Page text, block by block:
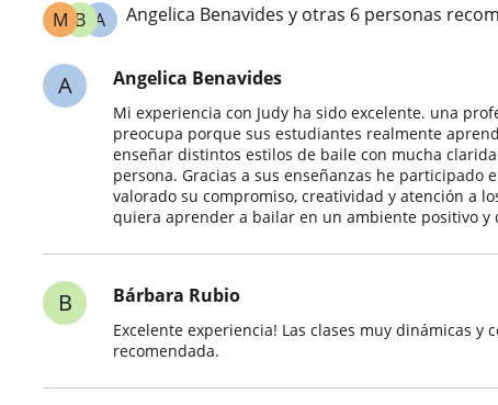
A
B
M Angelica Benavides y otras 6 personas
A Angelica Benavides
Mi experiencia con Judy ha sido excelente. una
preocupa porque sus estudiantes realmente
enseñar distintos estilos de baile con mucha
persona. Gracias a sus enseñanzas he participado
valorado su compromiso, creatividad y atención a
quiera aprender a bailar en un ambiente positivo y
B Bárbara Rubio
Excelente experiencia! Las clases muy dinámicas y
recomendada.